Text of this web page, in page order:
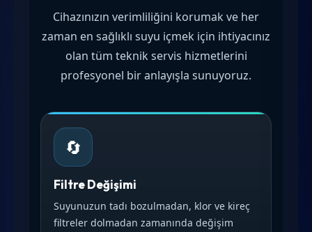
Cihazınızın verimliliğini korumak ve her
zaman en sağlıklı suyu içmek için ihtiyacınız
olan tüm teknik servis hizmetlerini
profesyonel bir anlayışla sunuyoruz.
🔄
Filtre Değişimi
Suyunuzun tadı bozulmadan, klor ve kireç
filtreler dolmadan zamanında değişim